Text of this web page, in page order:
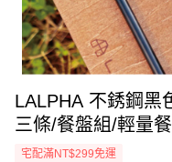
LALPHA 不銹鋼黑
三條/餐盤組/輕量
宅配滿NT$299免運